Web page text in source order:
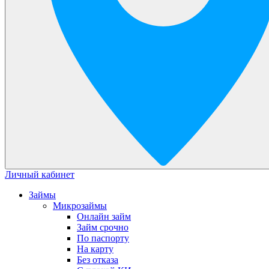
Личный кабинет
Займы
Микрозаймы
Онлайн займ
Займ срочно
По паспорту
На карту
Без отказа